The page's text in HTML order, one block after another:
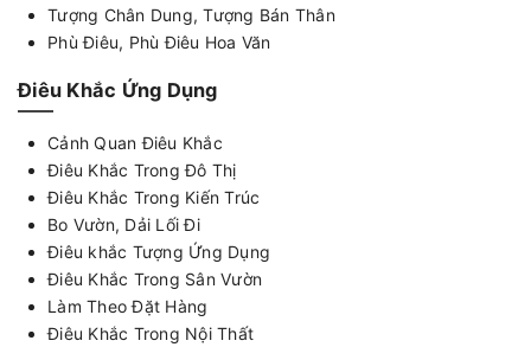
Tượng Chân Dung, Tượng Bán Thân
Phù Điêu, Phù Điêu Hoa Văn
Điêu Khắc Ứng Dụng
Cảnh Quan Điêu Khắc
Điêu Khắc Trong Đô Thị
Điêu Khắc Trong Kiến Trúc
Bo Vườn, Dải Lối Đi
Điêu khắc Tượng Ứng Dụng
Điêu Khắc Trong Sân Vườn
Làm Theo Đặt Hàng
Điêu Khắc Trong Nội Thất